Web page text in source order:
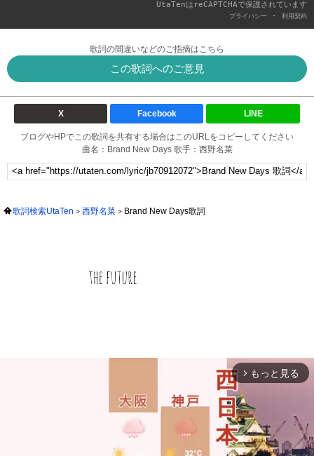
UtaTenはreCAPTCHAで保護されています
プライバシー - 利用契約
歌詞の間違いなどのご指摘はこちら
この歌詞へのご意見
X Facebook LINE
ブログやHPでこの歌詞を共有する場合はこのURLをコピーしてください
曲名：Brand New Days 歌手：西野名菜
歌詞検索UtaTen 西野名菜 Brand New Days歌詞
arrow_forward_ios もっと見る